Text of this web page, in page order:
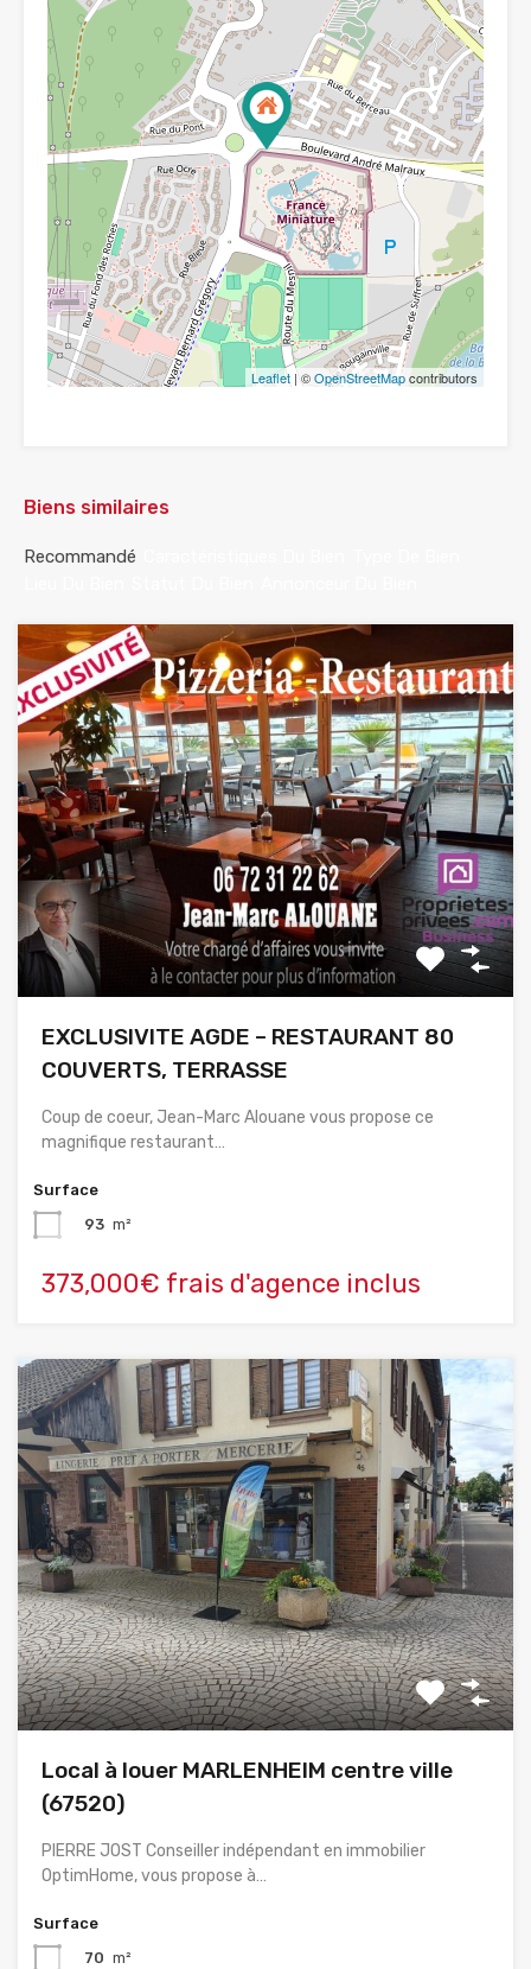
Leaflet | ©OpenStreetMapcontributors
Biens similaires
Recommandé
EXCLUSIVITE AGDE – RESTAURANT 80
COUVERTS, TERRASSE
Coup de coeur, Jean-Marc Alouane vous propose ce
magnifique restaurant…
Surface
93 m²
373,000€ frais d'agence inclus
Local à louer MARLENHEIM centre ville
(67520)
PIERRE JOST Conseiller indépendant en immobilier
OptimHome, vous propose à…
Surface
70 m²